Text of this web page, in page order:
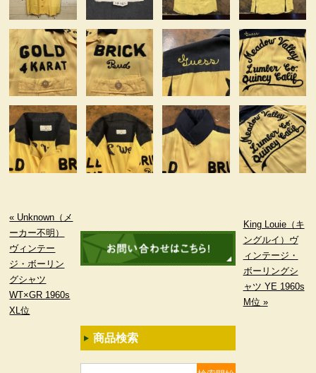
« Unknown（メ
ーカー不明）
ヴィンテー
ジ・ボーリン
グシャツ
WT×GR 1960s
XL位
King Louie（キ
ングルイ）ヴ
ィンテージ・
ボーリングシ
ャツ YE 1960s
M位 »
商品検索